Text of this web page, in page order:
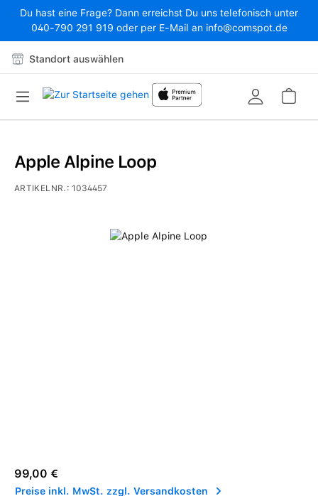
Zum Hauptinhalt springen
Du hast eine Frage? Dann erreichst Du uns telefonisch unter
040-790 291 919 oder per E-Mail an info@comspot.de
Standort auswählen
Bildergalerie überspringen
Apple Alpine Loop
ARTIKELNR.:1034457
Regulärer Preis:
99,00 €
Preise inkl. MwSt. zzgl. Versandkosten